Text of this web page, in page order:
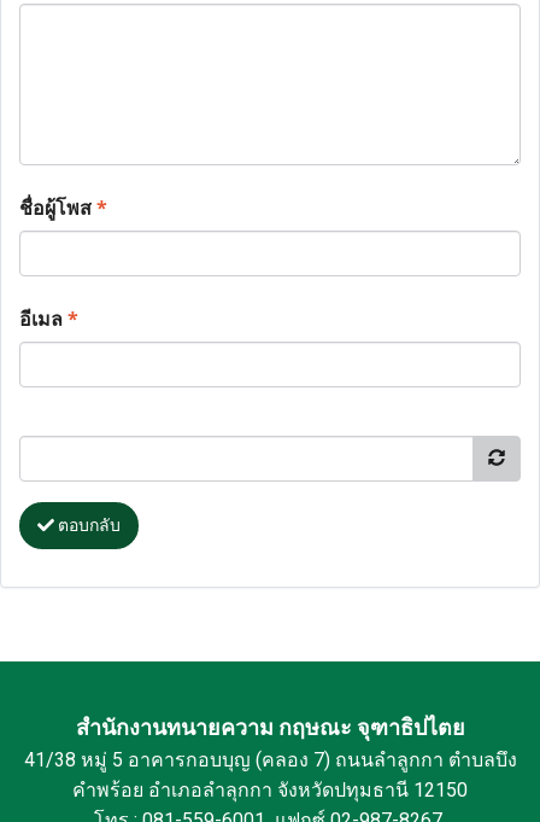
ชื่อผู้โพส*
อีเมล*
ตอบกลับ
สำนักงานทนายความ กฤษณะ จุฑาธิปไตย
41/38 หมู่ 5 อาคารกอบบุญ (คลอง 7) ถนนลำลูกกา ตำบลบึง
คำพร้อย อำเภอลำลุกกา จังหวัดปทุมธานี 12150